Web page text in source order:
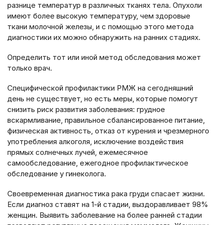
разнице температур в различных тканях тела. Опухоли
имеют более высокую температуру, чем здоровые
ткани молочной железы, и с помощью этого метода
диагностики их можно обнаружить на ранних стадиях.
Определить тот или иной метод обследования может
только врач.
Специфической профилактики РМЖ на сегодняшний
день не существует, но есть меры, которые помогут
снизить риск развития заболевания: грудное
вскармливание, правильное сбалансированное питание,
физическая активность, отказ от курения и чрезмерного
употребления алкоголя, исключение воздействия
прямых солнечных лучей, ежемесячное
самообследование, ежегодное профилактическое
обследование у гинеколога.
Своевременная диагностика рака груди спасает жизни.
Если диагноз ставят на 1-й стадии, выздоравливает 98%
женщин. Выявить заболевание на более ранней стадии